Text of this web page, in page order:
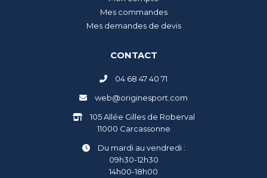
Mes commandes
Mes demandes de devis
CONTACT
04 68 47 40 71
web@originesport.com
105 Allée Gilles de Roberval
11000 Carcassonne
Du mardi au vendredi :
09h30-12h30
14h00-18h00